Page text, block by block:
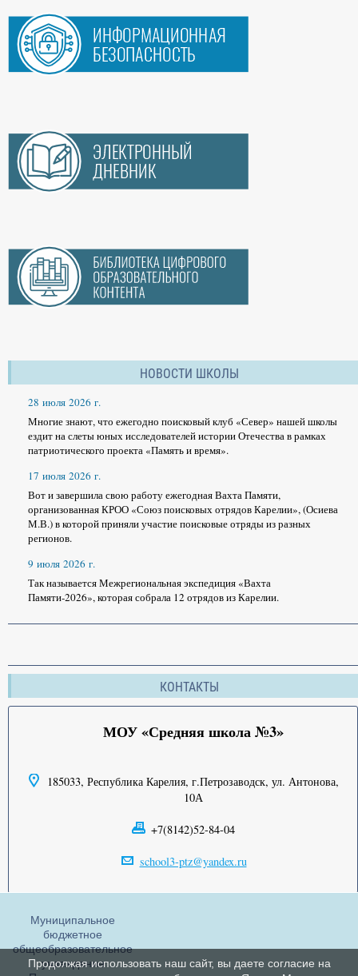
НОВОСТИ ШКОЛЫ
28 июля 2026 г.
Многие знают, что ежегодно поисковый клуб «Север» нашей школы
ездит на слеты юных исследователей истории Отечества в рамках
патриотического проекта «Память и время».
17 июля 2026 г.
Вот и завершила свою работу ежегодная Вахта Памяти,
организованная КРОО «Союз поисковых отрядов Карелии», (Осиева
М.В.) в которой приняли участие поисковые отряды из разных
регионов.
9 июля 2026 г.
Так называется Межрегиональная экспедиция «Вахта
Памяти-2026», которая собрала 12 отрядов из Карелии.
КОНТАКТЫ
МОУ «Средняя школа №3»
185033, Республика Карелия, г.Петрозаводск, ул. Антонова,
10А
+7(8142)52-84-04
school3-ptz@yandex.ru
Муниципальное
бюджетное
общеобразовательное
учреждение
Продолжая использовать наш сайт, вы даете согласие на